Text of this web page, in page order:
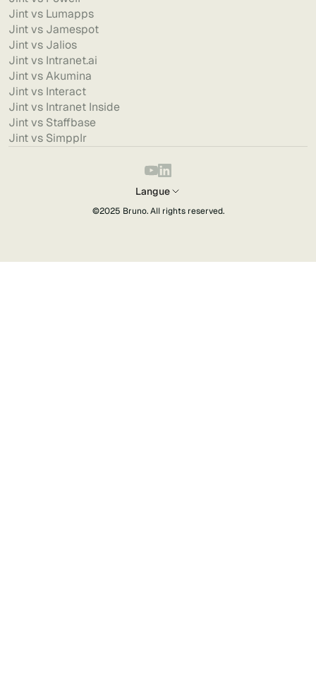
Jint vs Lumapps
Jint vs Jamespot
Jint vs Jalios
Jint vs Intranet.ai
Jint vs Akumina
Jint vs Interact
Jint vs Intranet Inside
Jint vs Staffbase
Jint vs Simpplr
©2025 Bruno. All rights reserved.
Langue